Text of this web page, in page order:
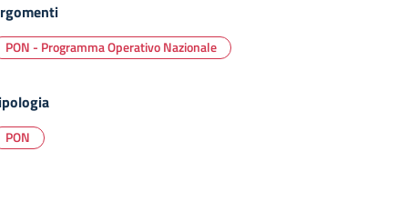
PON - Programma Operativo Nazionale
PON